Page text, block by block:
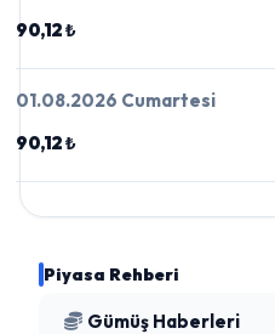
90,12 ₺
01.08.2026 Cumartesi
90,12 ₺
Piyasa Rehberi
Gümüş Haberleri